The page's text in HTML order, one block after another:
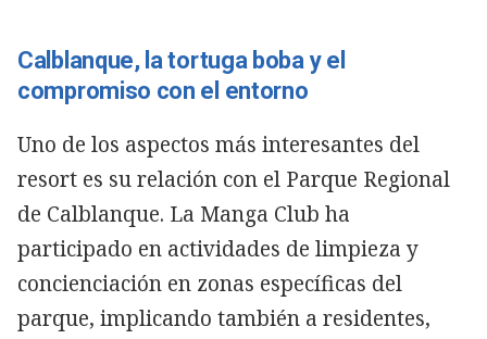
Calblanque, la tortuga boba y el
compromiso con el entorno
Uno de los aspectos más interesantes del
resort es su relación con el Parque Regional
de Calblanque. La Manga Club ha
participado en actividades de limpieza y
concienciación en zonas específicas del
parque, implicando también a residentes,